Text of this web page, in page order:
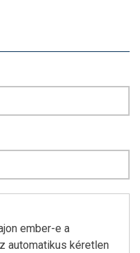
ember-e a
automatikus kéretlen